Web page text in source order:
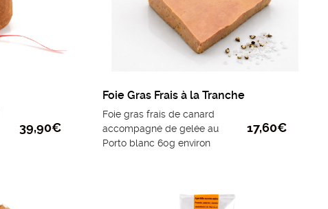
39,90€
Foie Gras Frais à la Tranche
Foie gras frais de canard
accompagné de gelée au
Porto blanc 60g environ
17,60€